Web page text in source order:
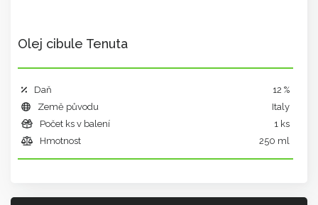
Olej cibule Tenuta
Daň
12 %
Země původu
Italy
Počet ks v balení
1 ks
Hmotnost
250 ml